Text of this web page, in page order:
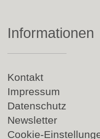
Informationen
Navigation
überspringen
Kontakt
Impressum
Datenschutz
Newsletter
Cookie-